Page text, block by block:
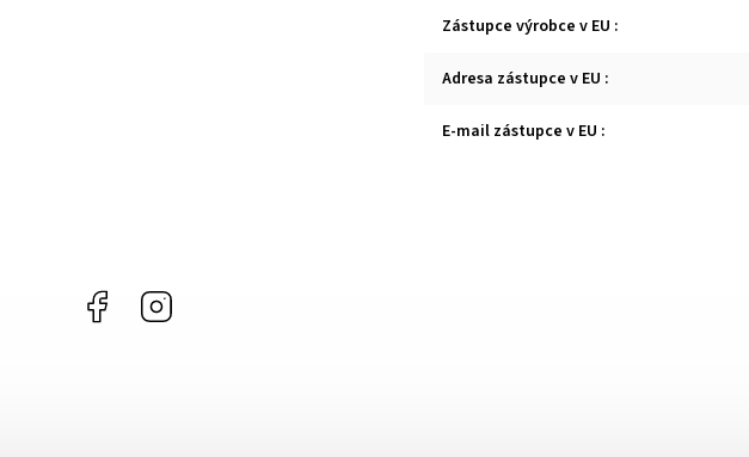
Zástupce výrobce v EU :
Adresa zástupce v EU :
E-mail zástupce v EU :
Facebook